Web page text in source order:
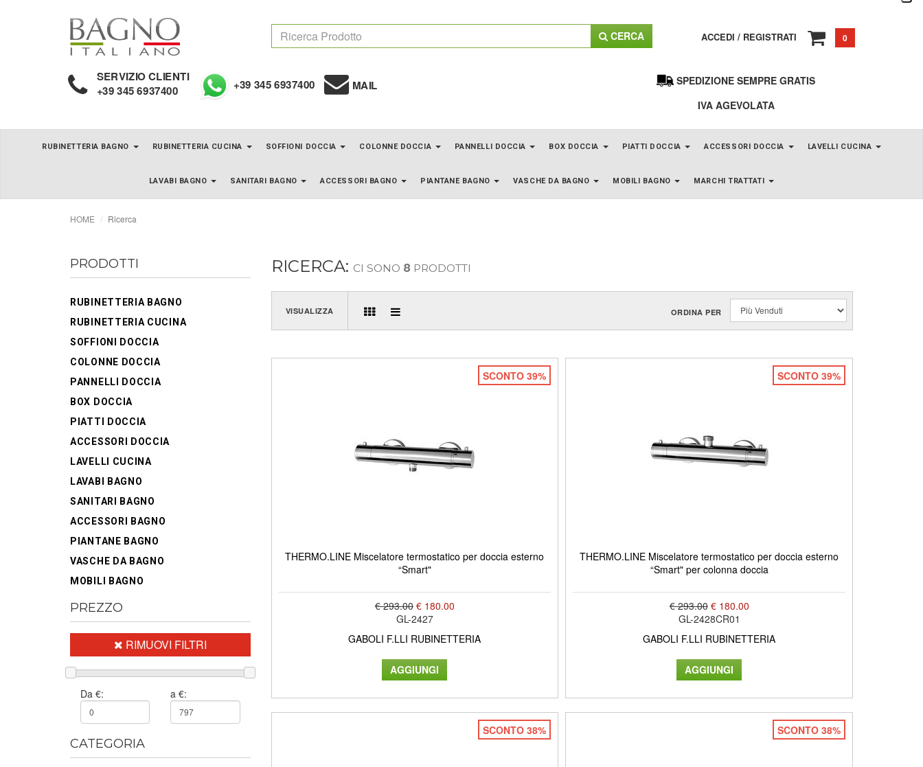
CERCA ACCEDI / REGISTRATI 0
SERVIZIO CLIENTI
+39 345 6937400 +39 345 6937400 MAIL
SPEDIZIONE SEMPRE GRATIS
IVA AGEVOLATA
RUBINETTERIA BAGNO RUBINETTERIA CUCINA SOFFIONI DOCCIA COLONNE DOCCIA PANNELLI DOCCIA BOX DOCCIA PIATTI DOCCIA ACCESSORI DOCCIA LAVELLI CUCINA
LAVABI BAGNO SANITARI BAGNO ACCESSORI BAGNO PIANTANE BAGNO VASCHE DA BAGNO MOBILI BAGNO MARCHI TRATTATI
HOME Ricerca
PRODOTTI
RUBINETTERIA BAGNO
RUBINETTERIA CUCINA
SOFFIONI DOCCIA
COLONNE DOCCIA
PANNELLI DOCCIA
BOX DOCCIA
PIATTI DOCCIA
ACCESSORI DOCCIA
LAVELLI CUCINA
LAVABI BAGNO
SANITARI BAGNO
ACCESSORI BAGNO
PIANTANE BAGNO
VASCHE DA BAGNO
MOBILI BAGNO
PREZZO
RIMUOVI FILTRI
Da €: a €:
CATEGORIA
RICERCA: CI SONO 8 PRODOTTI
VISUALIZZA ORDINA PER
SCONTO 39%
THERMO.LINE Miscelatore termostatico per doccia esterno
“Smart"
€ 293.00 € 180.00
GL-2427
GABOLI F.LLI RUBINETTERIA
SCONTO 39%
THERMO.LINE Miscelatore termostatico per doccia esterno
“Smart" per colonna doccia
€ 293.00 € 180.00
GL-2428CR01
GABOLI F.LLI RUBINETTERIA
SCONTO 38% SCONTO 38%